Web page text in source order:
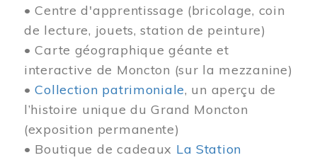
• Centre d'apprentissage (bricolage, coin
de lecture, jouets, station de peinture)
• Carte géographique géante et
interactive de Moncton (sur la mezzanine)
•Collection patrimoniale, un aperçu de
l’histoire unique du Grand Moncton
(exposition permanente)
• Boutique de cadeaux La Station